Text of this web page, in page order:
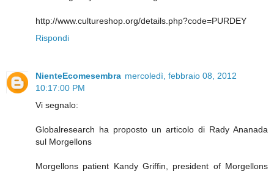
http://www.cultureshop.org/details.php?code=PURDEY
Rispondi
NienteEcomesembra mercoledì, febbraio 08, 2012
10:17:00 PM
Vi segnalo:
Globalresearch ha proposto un articolo di Rady Ananada
sul Morgellons
Morgellons patient Kandy Griffin, president of Morgellons